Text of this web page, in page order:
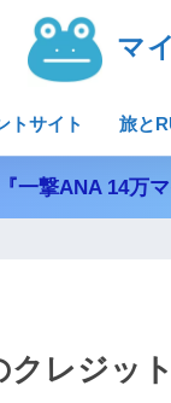
マ
トサイト 旅と
一撃ANA 14万
レジッ